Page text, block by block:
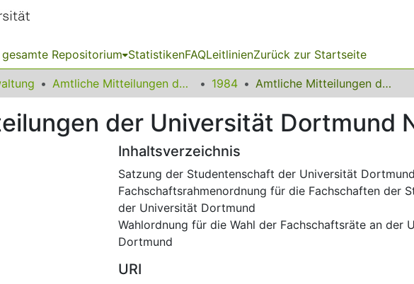
gesamte Repositorium StatistikenFAQLeitlinienZurück zur Startseite
Amtliche Mitteilungen der Technischen Universität Dortmund 1984 Amtliche Mitteilungen der Universität Dortmund Nr. 10/84
der Universität Dortmund
Inhaltsverzeichnis
Satzung der Studentenschaft der Universität Dortmund
Fachschaftsrahmenordnung für die Fachschaften der
der Universität Dortmund
Wahlordnung für die Wahl der Fachschaftsräte an der
Dortmund
URI